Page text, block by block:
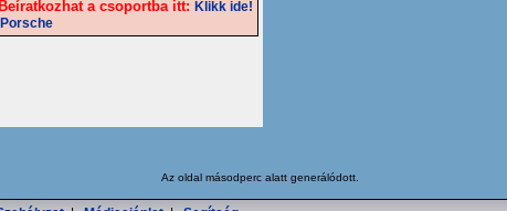
a csoportba itt: Klikk ide!
Porsche
Az oldal másodperc alatt generálódott.